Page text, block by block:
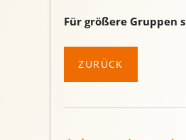
Für größere Gruppen
ZURÜCK